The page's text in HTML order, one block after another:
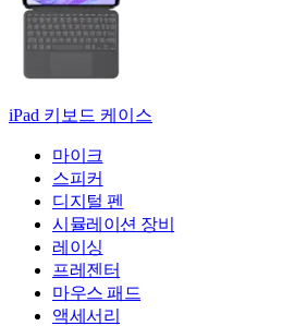
iPad 키보드 케이스
마이크
스피커
디지털 펜
시뮬레이션 장비
레이싱
프레젠터
마우스 패드
액세서리